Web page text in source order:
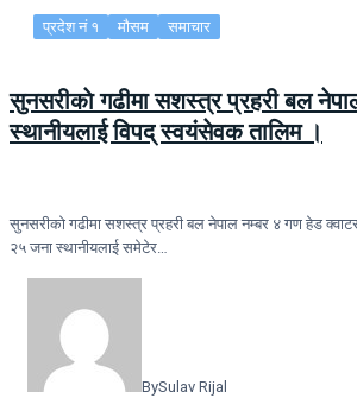
प्रदेश नं १ मौसम समाचार
सुनसरीकाे गढीमा सशस्त्र प्रहरी बल
स्थानीयलाई विपद् स्वयंसेवक तालिम ।
सुनसरीकाे गढीमा सशस्त्र प्रहरी बल नेपाल नम्बर ४ गण हेड
२५ जना स्थानीयलाई समेटेर…
BySulav Rijal